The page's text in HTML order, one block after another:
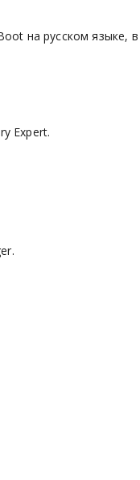
на русском языке,
Expert.